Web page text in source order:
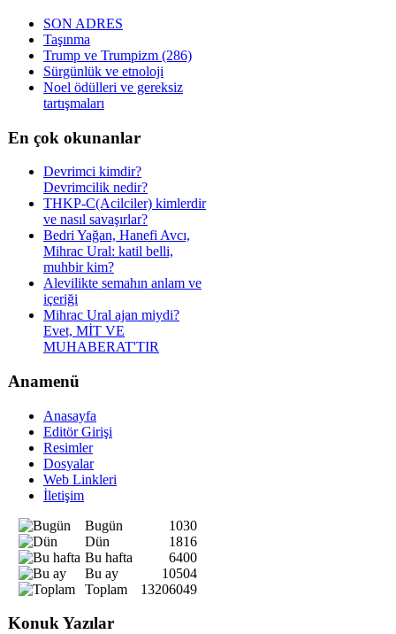
SON ADRES
Taşınma
Trump ve Trumpizm (286)
Sürgünlük ve etnoloji
Noel ödülleri ve gereksiz
tartışmaları
En çok okunanlar
Devrimci kimdir?
Devrimcilik nedir?
THKP-C(Acilciler) kimlerdir
ve nasıl savaşırlar?
Bedri Yağan, Hanefi Avcı,
Mihrac Ural: katil belli,
muhbir kim?
Alevilikte semahın anlam ve
içeriği
Mihrac Ural ajan miydi?
Evet, MİT VE
MUHABERAT'TIR
Anamenü
Anasayfa
Editör Girişi
Resimler
Dosyalar
Web Linkleri
İletişim
Bugün
1030
Dün
1816
Bu hafta
6400
Bu ay
10504
Toplam
13206049
Konuk Yazılar